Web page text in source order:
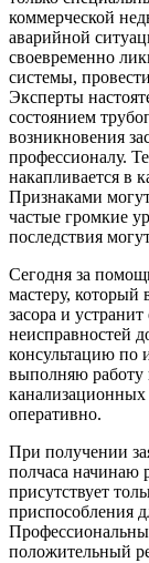
коммерческой
аварийной
своевременно
системы,
Эксперты
состоянием
возникновения
профессионалу.
накапливается в
Признаками
частые громкие
последствия
Сегодня за
мастеру,
засора и
неисправностей
консультацию по
выполняю работу
канализационных
оперативно.
При получении
полчаса начинаю
присутствует
приспособления
положительный